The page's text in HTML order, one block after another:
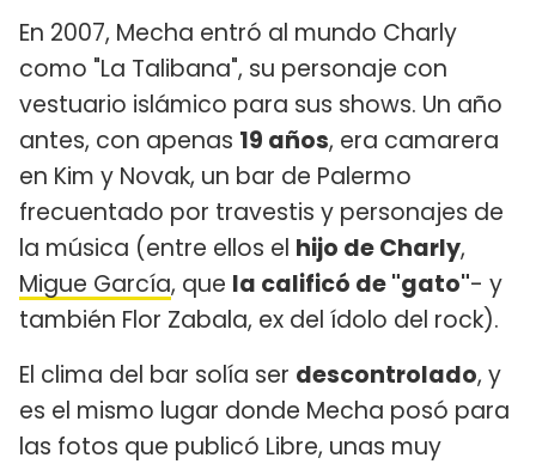
En 2007, Mecha entró al mundo Charly
como "La Talibana", su personaje con
vestuario islámico para sus shows. Un año
antes, con apenas 19 años, era camarera
en Kim y Novak, un bar de Palermo
frecuentado por travestis y personajes de
la música (entre ellos el hijo de Charly,
Migue García, que la calificó de "gato"- y
también Flor Zabala, ex del ídolo del rock).
El clima del bar solía ser descontrolado, y
es el mismo lugar donde Mecha posó para
las fotos que publicó Libre, unas muy